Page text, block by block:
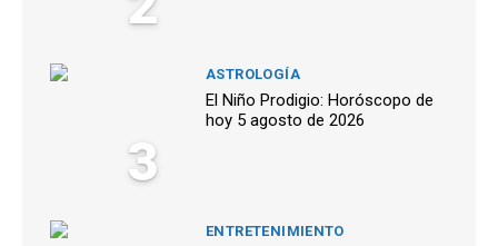
3
ASTROLOGÍA
El Niño Prodigio: Horóscopo de
hoy 5 agosto de 2026
ENTRETENIMIENTO